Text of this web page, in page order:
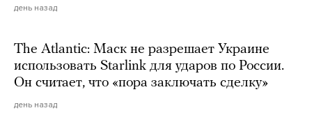
день назад
The Atlantic: Маск не разрешает Украине
использовать Starlink для ударов по России.
Он считает, что «пора заключать сделку»
день назад